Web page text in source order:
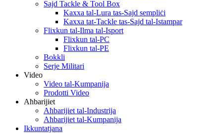
Sajd Tackle & Tool Box
Kaxxa tal-Lura tas-Sajd sempliċi
Kaxxa tat-Tackle tas-Sajd tal-Istampar
Flixkun tal-Ilma tal-Isport
Flixkun tal-PC
Flixkun tal-PE
Bokkli
Serje Militari
Video
Video tal-Kumpanija
Prodotti Video
Aħbarijiet
Aħbarijiet tal-Industrija
Aħbarijiet tal-Kumpanija
Ikkuntatjana